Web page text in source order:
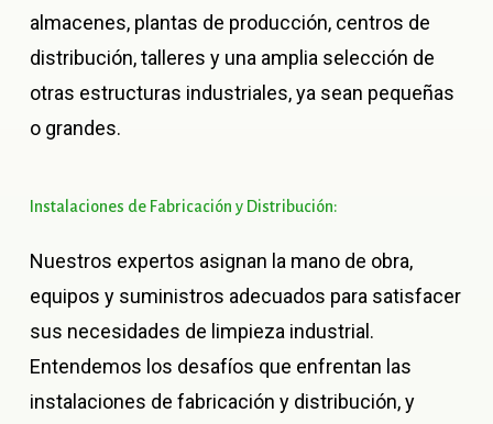
almacenes, plantas de producción, centros de
distribución, talleres y una amplia selección de
otras estructuras industriales, ya sean pequeñas
o grandes.
Instalaciones de Fabricación y Distribución:
Nuestros expertos asignan la mano de obra,
equipos y suministros adecuados para satisfacer
sus necesidades de limpieza industrial.
Entendemos los desafíos que enfrentan las
instalaciones de fabricación y distribución, y